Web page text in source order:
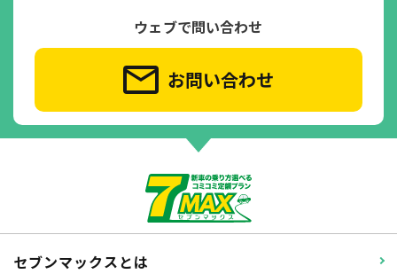
ウェブで問い合わせ
お問い合わせ
セブンマックスとは